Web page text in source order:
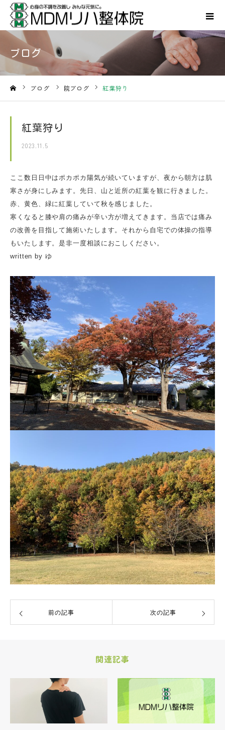
ブログ
ブログ 院ブログ 紅葉狩り
紅葉狩り
2023.11.5
ここ数日日中はポカポカ陽気が続いていますが、夜から朝方は肌
寒さが身にしみます。先日、山と近所の紅葉を観に行きました。
赤、黄色、緑に紅葉していて秋を感じました。
寒くなると膝や肩の痛みが辛い方が増えてきます。当店では痛み
の改善を目指して施術いたします。それから自宅での体操の指導
もいたします。是非一度相談におこしください。
written by ゆ
前の記事 次の記事
関連記事